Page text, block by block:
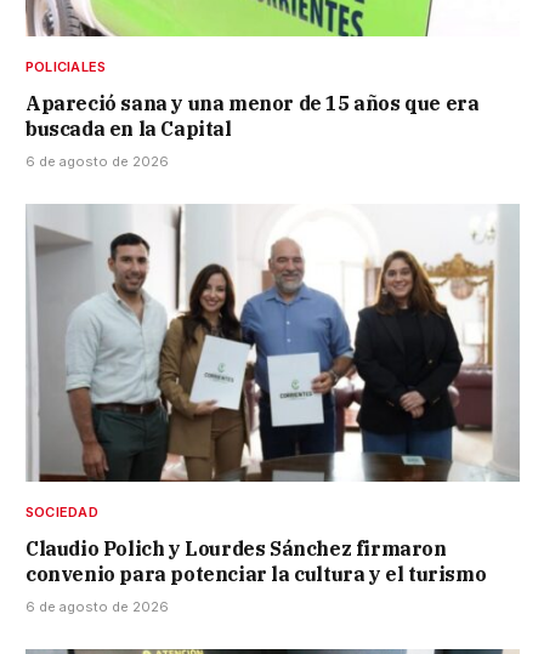
POLICIALES
Apareció sana y una menor de 15 años que era
buscada en la Capital
6 de agosto de 2026
SOCIEDAD
Claudio Polich y Lourdes Sánchez firmaron
convenio para potenciar la cultura y el turismo
6 de agosto de 2026